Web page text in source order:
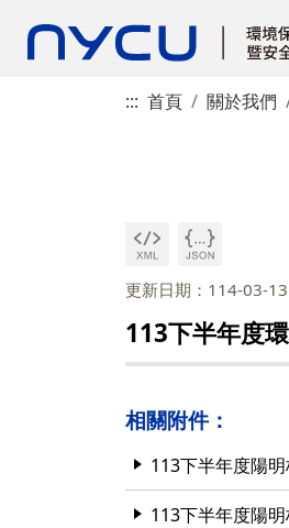
::: 首頁 關於我們
更新日期：114-03-13
113下半年度
相關附件：
113下半年度陽
113下半年度陽